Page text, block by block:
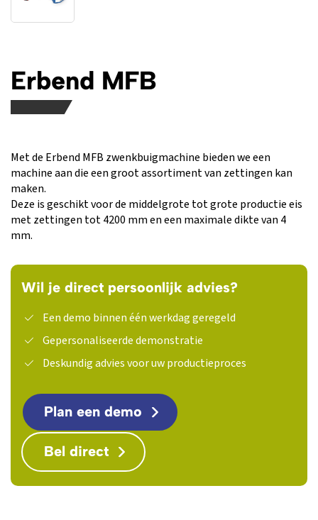
Erbend MFB
Met de Erbend MFB zwenkbuigmachine bieden we een
machine aan die een groot assortiment van zettingen kan
maken.
Deze is geschikt voor de middelgrote tot grote productie eis
met zettingen tot 4200 mm en een maximale dikte van 4
mm.
Wil je direct persoonlijk advies?
Een demo binnen één werkdag geregeld
Gepersonaliseerde demonstratie
Deskundig advies voor uw productieproces
Plan een demo
Bel direct